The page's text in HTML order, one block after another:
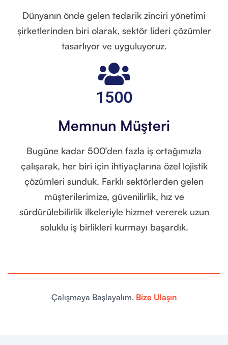
Dünyanın önde gelen tedarik zinciri yönetimi
şirketlerinden biri olarak, sektör lideri çözümler
tasarlıyor ve uyguluyoruz.
1500
Memnun Müşteri
Bugüne kadar 500’den fazla iş ortağımızla
çalışarak, her biri için ihtiyaçlarına özel lojistik
çözümleri sunduk. Farklı sektörlerden gelen
müşterilerimize, güvenilirlik, hız ve
sürdürülebilirlik ilkeleriyle hizmet vererek uzun
soluklu iş birlikleri kurmayı başardık.
Çalışmaya Başlayalım. Bize Ulaşın